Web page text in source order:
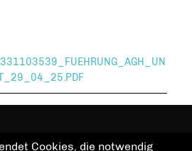
Cookies, die notwendig